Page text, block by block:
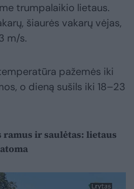
trumpalaikio lietaus.
šiaurės vakarų vėjas,
m/s.
pažemės iki
o dieną sušils iki 18–23
ramus ir saulėtas: lietaus